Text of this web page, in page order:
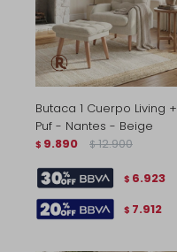
Butaca 1 Cuerpo Living +
Puf - Nantes - Beige
$ 9.890 $ 12.900
$ 6.923
$ 7.912